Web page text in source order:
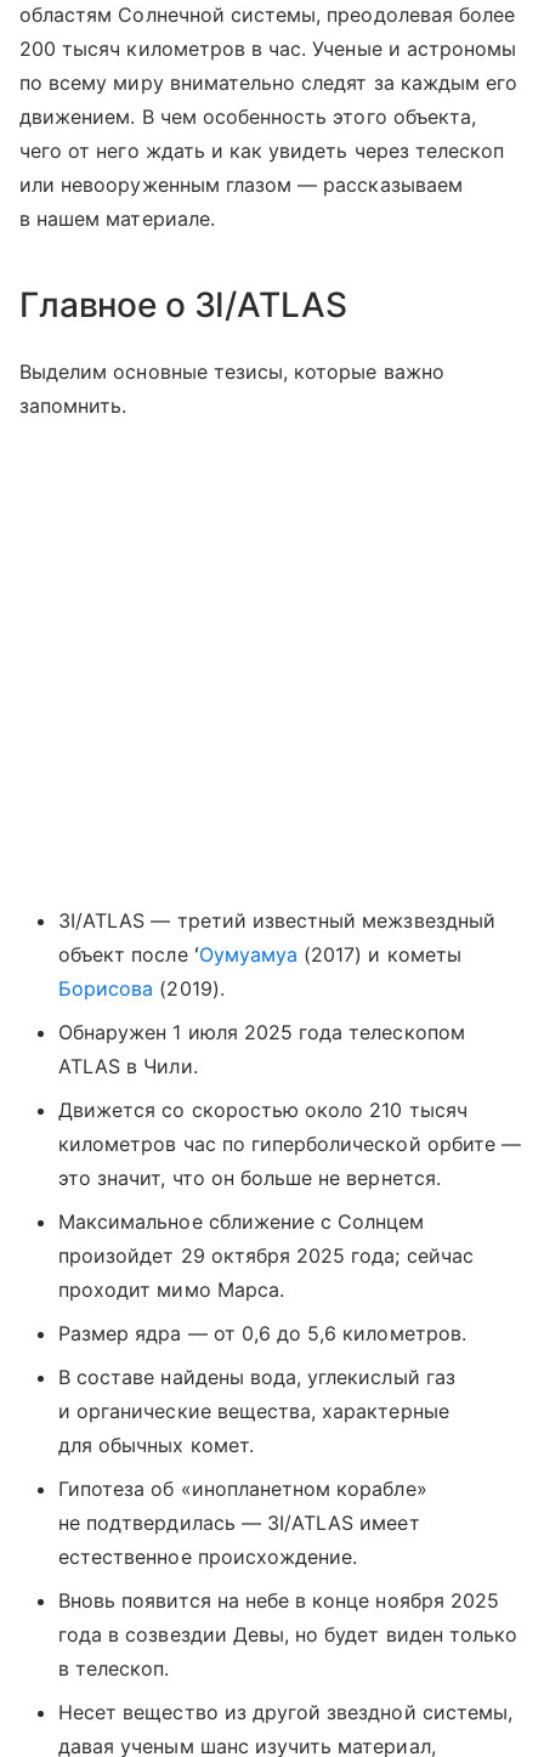
областям Солнечной системы, преодолевая более
200 тысяч километров в час. Ученые и астрономы
по всему миру внимательно следят за каждым его
движением. В чем особенность этого объекта,
чего от него ждать и как увидеть через телескоп
или невооруженным глазом — рассказываем
в нашем материале.
Главное о 3I/ATLAS
Выделим основные тезисы, которые важно
запомнить.
3I/ATLAS — третий известный межзвездный
объект после ʻОумуамуа (2017) и кометы
Борисова (2019).
Обнаружен 1 июля 2025 года телескопом
ATLAS в Чили.
Движется со скоростью около 210 тысяч
километров час по гиперболической орбите ―
это значит, что он больше не вернется.
Максимальное сближение с Солнцем
произойдет 29 октября 2025 года; сейчас
проходит мимо Марса.
Размер ядра — от 0,6 до 5,6 километров.
В составе найдены вода, углекислый газ
и органические вещества, характерные
для обычных комет.
Гипотеза об «инопланетном корабле»
не подтвердилась — 3I/ATLAS имеет
естественное происхождение.
Вновь появится на небе в конце ноября 2025
года в созвездии Девы, но будет виден только
в телескоп.
Несет вещество из другой звездной системы,
давая ученым шанс изучить материал,